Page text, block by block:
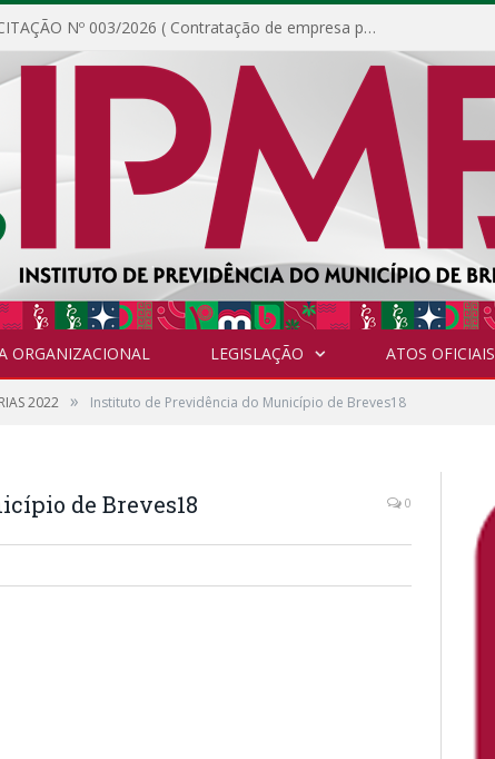
DISPENSA DE LICITAÇÃO Nº 003/2026 ( Contratação de empresa para fornecimento de gêneros alimentícios não perecíveis, materiais de expediente, descartáveis, copa e cozinha, para análise e posterior publicação.)
ORGANIZACIONAL LEGISLAÇÃO ATOS OFICIAIS
2022 » Instituto de Previdência do Município de Breves18
de Breves18 0